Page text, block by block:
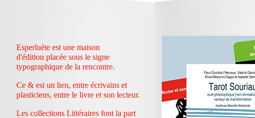
Esperluète est une maison
d'édition placée sous le signe
typographique de la rencontre.
Ce & est un lien, entre écrivains et
plasticiens, entre le livre et son lecteur.
Les collections Littéraires font la part